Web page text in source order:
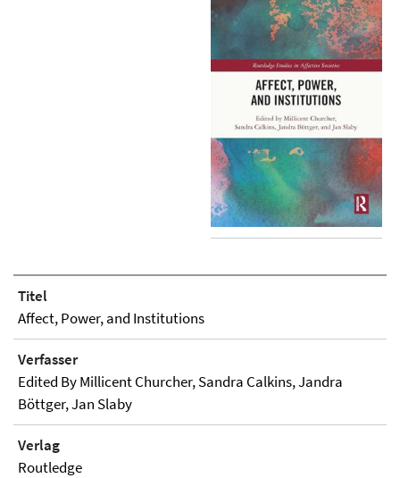
Titel
Affect, Power, and Institutions
Verfasser
Edited By Millicent Churcher, Sandra Calkins, Jandra
Böttger, Jan Slaby
Verlag
Routledge